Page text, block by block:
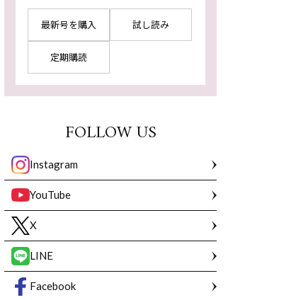
最新号を購入 試し読み
定期購読
FOLLOW US
Instagram
YouTube
X
LINE
Facebook